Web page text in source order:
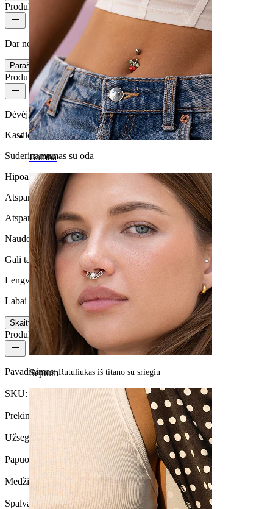
Bamba
Septum
Produkto atsiliepimai
Dar nėra jokių šios prekės apžvalgų
Parašyti įvertinimą
Produkto kokybė
Dėvėjimo dažnumas
Kasdienio naudojimo
Suderinamumas su oda
Hipoalerginis
Atsparus vandeniui
Atsparus vandeniui
Naudojimo trukmė
Gali tarnauti visą gyvenimą
Lengva naudoti
Labai lengvas
Skaityti daugiau
Produkto informacija
Pavadinimas:Rutuliukas iš titano su sriegiu
SKU:
Prekinis ženklas: Bodymod Essentials
Užsegimo tipas: Vidinis sriegis
Papuošalo tipas: Rutuliukas vidiniam sriegiui
Medžiaga: Titanas
Spalva: Sidabrinė